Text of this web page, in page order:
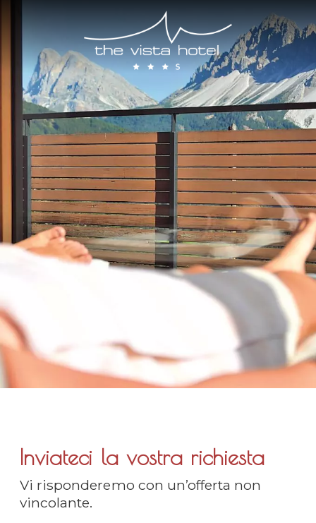
Inviateci la vostra richiesta
Vi risponderemo con un’offerta non
vincolante.